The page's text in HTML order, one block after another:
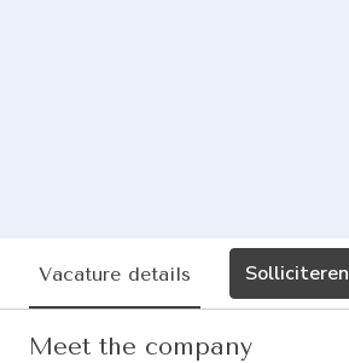
Vacature details Solliciteren
Meet the company